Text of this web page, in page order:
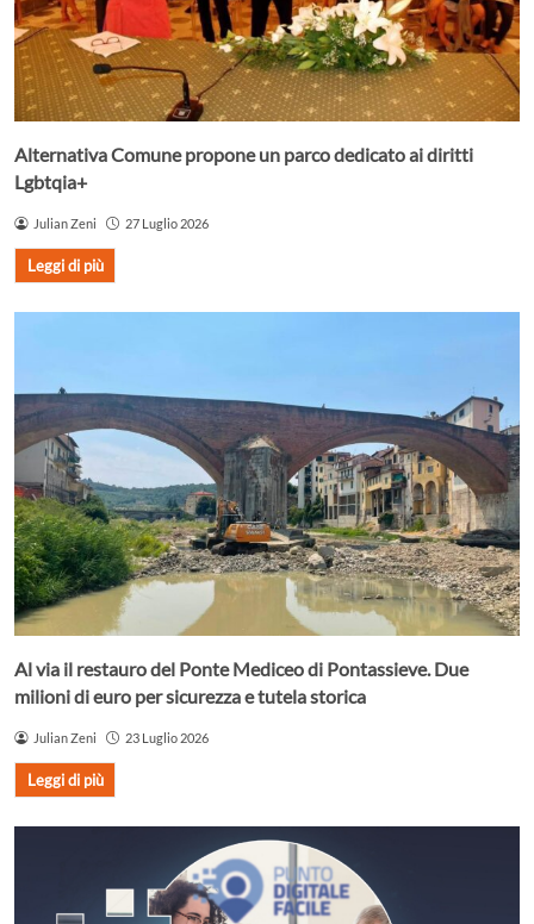
Alternativa Comune propone un parco dedicato ai diritti
Lgbtqia+
Julian Zeni 27 Luglio 2026
Leggi di più
Al via il restauro del Ponte Mediceo di Pontassieve. Due
milioni di euro per sicurezza e tutela storica
Julian Zeni 23 Luglio 2026
Leggi di più